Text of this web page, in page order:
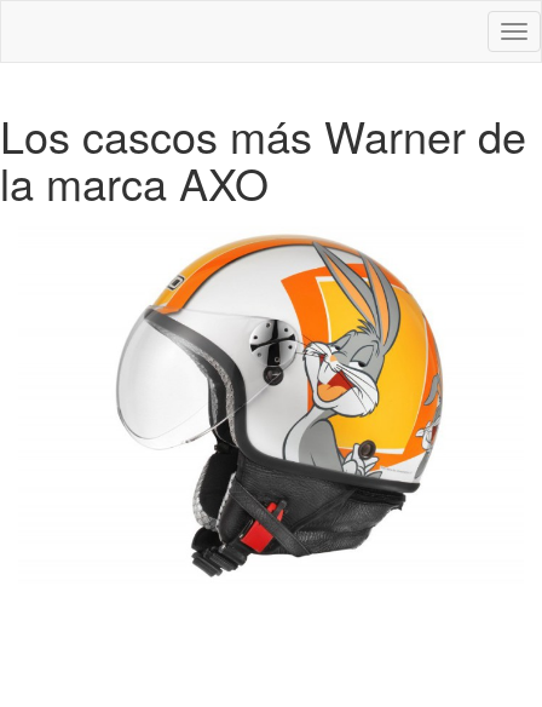
Los cascos más Warner de
la marca AXO